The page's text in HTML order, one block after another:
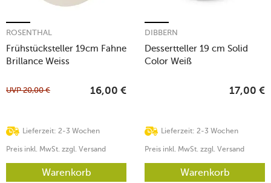
Frühstücksteller 19cm Fahne
Brillance Weiss
ROSENTHAL
Lieferzeit: 2-3 Wochen
UVP20,00 € 16,00 €
Preis inkl. MwSt. zzgl. Versand
Warenkorb
Dessertteller 19 cm Solid
Color Weiß
DIBBERN
Lieferzeit: 2-3 Wochen
17,00 €
Preis inkl. MwSt. zzgl. Versand
Warenkorb